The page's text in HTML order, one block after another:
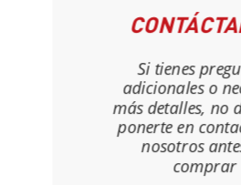
Si tienes
adicionales o
más detalles, no
ponerte en
nosotros
comprar